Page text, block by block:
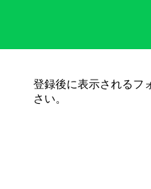
登録後に表示されるフ
さい。